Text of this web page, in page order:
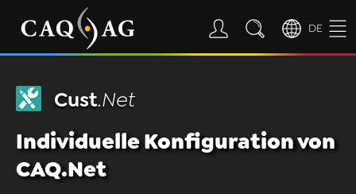
DE
Cust.Net
Individuelle Konfiguration von
CAQ.Net